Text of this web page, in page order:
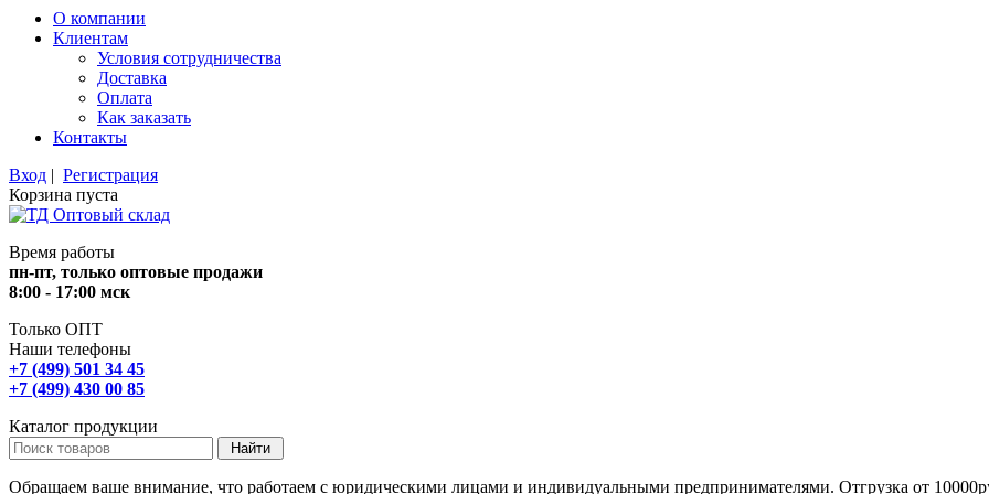
О компании
Клиентам
Условия сотрудничества
Доставка
Оплата
Как заказать
Контакты
Вход | Регистрация
Корзина пуста
Время работы
пн-пт, только оптовые продажи
8:00 - 17:00 мск
Только ОПТ
Наши телефоны
+7 (499) 501 34 45
+7 (499) 430 00 85
Каталог продукции
Обращаем ваше внимание, что работаем с юридическими лицами и индивидуальными предпринимателями. Отгрузка от